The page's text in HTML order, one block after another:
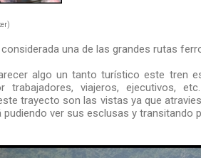
una de las grandes rutas
algo un tanto turístico este tren
trabajadores, viajeros, ejecutivos,
trayecto son las vistas ya que
pudiendo ver sus esclusas y